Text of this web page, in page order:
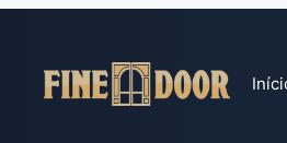
conteúdo